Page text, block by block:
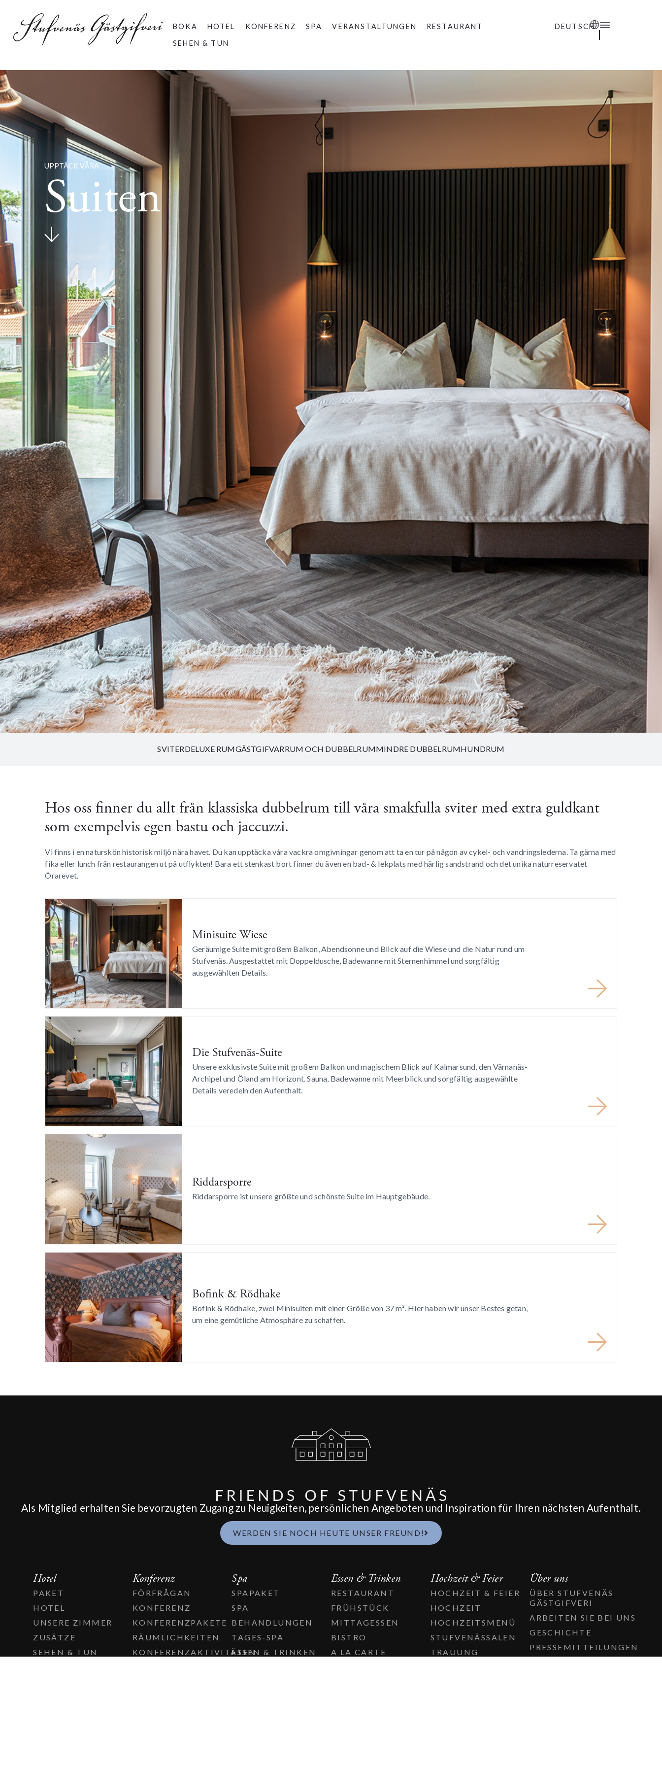
BOKA HOTEL KONFERENZ SPA VERANSTALTUNGEN
RESTAURANT
SEHEN & TUN
DEUTSCH
UPPTÄCK VÅRA
Suiten
SVITERDELUXE RUMGÄSTGIFVARRUM OCH DUBBELRUMMINDRE DUBBELRUMHUNDRUM
Hos oss finner du allt från klassiska dubbelrum till våra smakfulla sviter med extra guldkant
som exempelvis egen bastu och jaccuzzi.
Vi finns i en naturskön historisk miljö nära havet. Du kan upptäcka våra vackra omgivningar genom att ta en tur på någon av cykel- och vandringslederna. Ta gärna med
fika eller lunch från restaurangen ut på utflykten! Bara ett stenkast bort finner du även en bad- & lekplats med härlig sandstrand och det unika naturreservatet
Örarevet.
Minisuite Wiese
Geräumige Suite mit großem Balkon, Abendsonne und Blick auf die Wiese und die Natur rund um
Stufvenäs. Ausgestattet mit Doppeldusche, Badewanne mit Sternenhimmel und sorgfältig
ausgewählten Details.
Die Stufvenäs-Suite
Unsere exklusivste Suite mit großem Balkon und magischem Blick auf Kalmarsund, den Värnanäs-
Archipel und Öland am Horizont. Sauna, Badewanne mit Meerblick und sorgfältig ausgewählte
Details veredeln den Aufenthalt.
Riddarsporre
Riddarsporre ist unsere größte und schönste Suite im Hauptgebäude.
Bofink & Rödhake
Bofink & Rödhake, zwei Minisuiten mit einer Größe von 37 m². Hier haben wir unser Bestes getan,
um eine gemütliche Atmosphäre zu schaffen.
Als Mitglied erhalten Sie bevorzugten Zugang zu Neuigkeiten, persönlichen Angeboten und Inspiration für Ihren nächsten Aufenthalt.
WERDEN SIE NOCH HEUTE UNSER FREUND!
Hotel
PAKET
HOTEL
UNSERE ZIMMER
ZUSÄTZE
SEHEN & TUN
Konferenz
FÖRFRÅGAN
KONFERENZ
KONFERENZPAKETE
RÄUMLICHKEITEN
KONFERENZAKTIVITÄTEN
Spa
SPAPAKET
SPA
BEHANDLUNGEN
TAGES-SPA
ESSEN & TRINKEN
Essen & Trinken
RESTAURANT
FRÜHSTÜCK
MITTAGESSEN
BISTRO
A LA CARTE
Hochzeit & Feier
HOCHZEIT & FEIER
HOCHZEIT
HOCHZEITSMENÜ
STUFVENÄSSALEN
TRAUUNG
Über uns
ÜBER STUFVENÄS
GÄSTGIFVERI
ARBEITEN SIE BEI UNS
GESCHICHTE
PRESSEMITTEILUNGEN